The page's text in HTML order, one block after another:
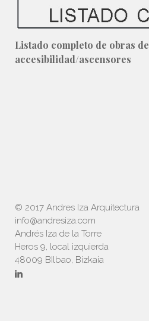
Listado completo de obras de
accesibilidad/ascensores
© 2017 Andres Iza Arquitectura
info@andresiza.com
Andrés Iza de la Torre
Heros 9, local izquierda
48009 BIlbao, Bizkaia